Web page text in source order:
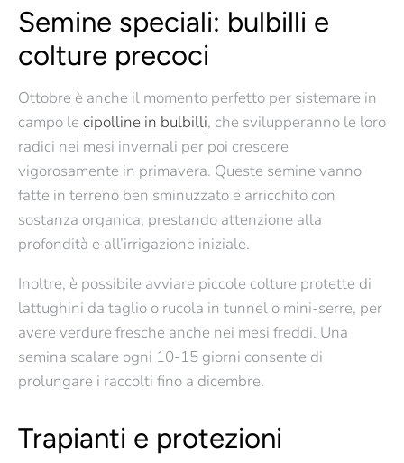
Semine speciali: bulbilli e
colture precoci
Ottobre è anche il momento perfetto per sistemare in
campo le cipolline in bulbilli, che svilupperanno le loro
radici nei mesi invernali per poi crescere
vigorosamente in primavera. Queste semine vanno
fatte in terreno ben sminuzzato e arricchito con
sostanza organica, prestando attenzione alla
profondità e all’irrigazione iniziale.
Inoltre, è possibile avviare piccole colture protette di
lattughini da taglio o rucola in tunnel o mini-serre, per
avere verdure fresche anche nei mesi freddi. Una
semina scalare ogni 10-15 giorni consente di
prolungare i raccolti fino a dicembre.
Trapianti e protezioni